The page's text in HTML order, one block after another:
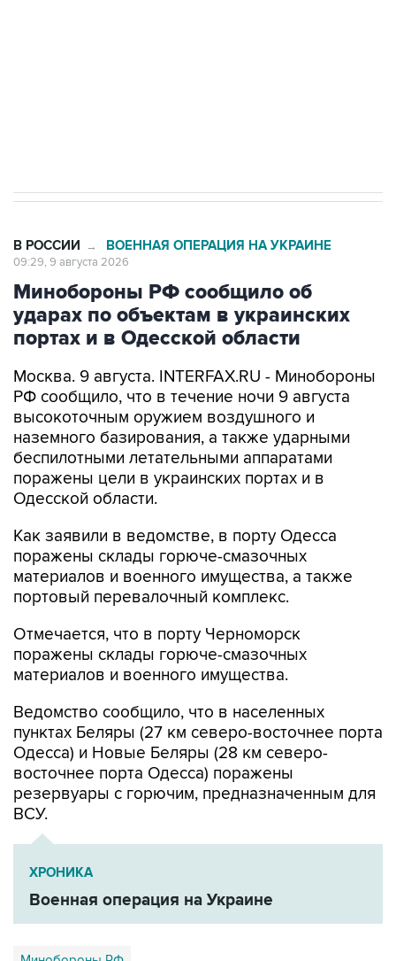
В РОССИИ → ВОЕННАЯ ОПЕРАЦИЯ НА УКРАИНЕ
09:29, 9 августа 2026
Минобороны РФ сообщило об
ударах по объектам в украинских
портах и в Одесской области
Москва. 9 августа. INTERFAX.RU - Минобороны
РФ сообщило, что в течение ночи 9 августа
высокоточным оружием воздушного и
наземного базирования, а также ударными
беспилотными летательными аппаратами
поражены цели в украинских портах и в
Одесской области.
Как заявили в ведомстве, в порту Одесса
поражены склады горюче-смазочных
материалов и военного имущества, а также
портовый перевалочный комплекс.
Отмечается, что в порту Черноморск
поражены склады горюче-смазочных
материалов и военного имущества.
Ведомство сообщило, что в населенных
пунктах Беляры (27 км северо-восточнее порта
Одесса) и Новые Беляры (28 км северо-
восточнее порта Одесса) поражены
резервуары с горючим, предназначенным для
ВСУ.
ХРОНИКА
Военная операция на Украине